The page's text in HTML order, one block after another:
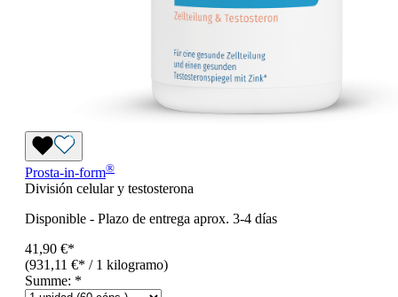
Prosta-in-form®
División celular y testosterona
Disponible - Plazo de entrega aprox. 3-4 días
41,90 €*
(931,11 €* / 1 kilogramo)
Summe: *